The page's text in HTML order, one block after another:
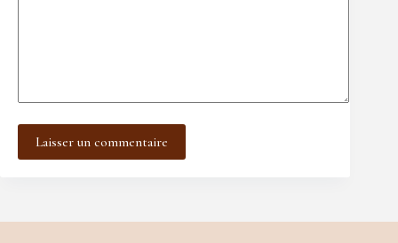
Laisser un commentaire